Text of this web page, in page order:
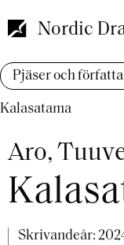
till
huvudinnehåll
Nordic
Länkstig
Pjäser och
Kalasatama
Aro,
Skrivandeår: